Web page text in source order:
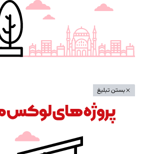
بستن تبلیغ